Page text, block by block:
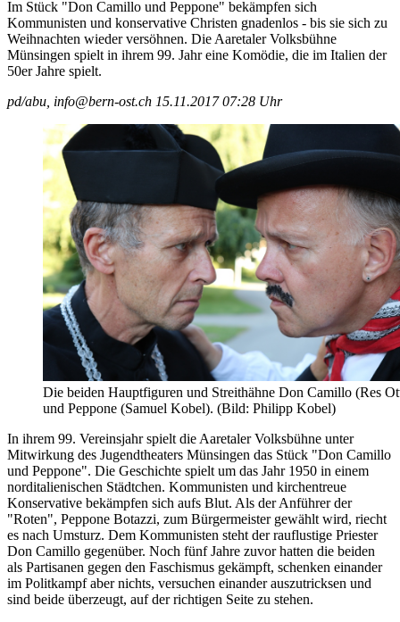
Im Stück "Don Camillo und Peppone" bekämpfen sich
Kommunisten und konservative Christen gnadenlos - bis sie sich zu
Weihnachten wieder versöhnen. Die Aaretaler Volksbühne
Münsingen spielt in ihrem 99. Jahr eine Komödie, die im Italien der
50er Jahre spielt.
pd/abu, info@bern-ost.ch 15.11.2017 07:28 Uhr
Die beiden Hauptfiguren und Streithähne Don Camillo (Res
und Peppone (Samuel Kobel). (Bild: Philipp Kobel)
In ihrem 99. Vereinsjahr spielt die Aaretaler Volksbühne unter
Mitwirkung des Jugendtheaters Münsingen das Stück "Don Camillo
und Peppone". Die Geschichte spielt um das Jahr 1950 in einem
norditalienischen Städtchen. Kommunisten und kirchentreue
Konservative bekämpfen sich aufs Blut. Als der Anführer der
"Roten", Peppone Botazzi, zum Bürgermeister gewählt wird, riecht
es nach Umsturz. Dem Kommunisten steht der rauflustige Priester
Don Camillo gegenüber. Noch fünf Jahre zuvor hatten die beiden
als Partisanen gegen den Faschismus gekämpft, schenken einander
im Politkampf aber nichts, versuchen einander auszutricksen und
sind beide überzeugt, auf der richtigen Seite zu stehen.